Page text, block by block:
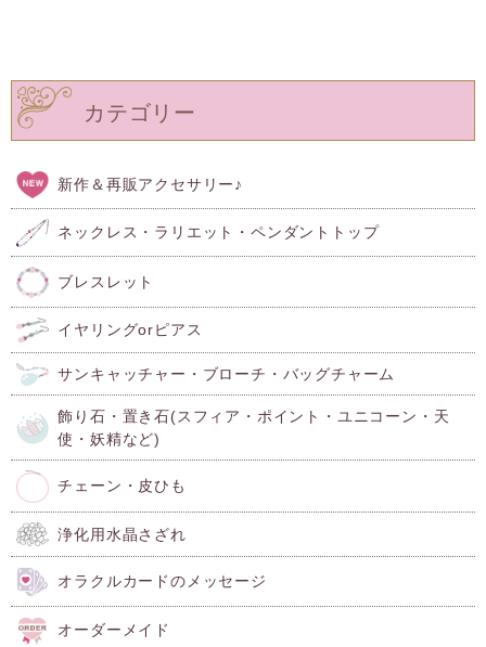
カテゴリー
新作＆再販アクセサリー♪
ネックレス・ラリエット・ペンダントトップ
ブレスレット
イヤリングorピアス
サンキャッチャー・ブローチ・バッグチャーム
飾り石・置き石(スフィア・ポイント・ユニコーン・天
使・妖精など)
チェーン・皮ひも
浄化用水晶さざれ
オラクルカードのメッセージ
オーダーメイド